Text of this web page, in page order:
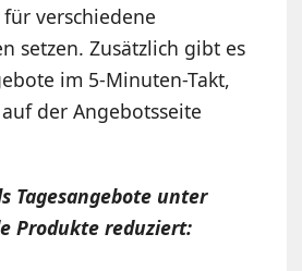
verschiedene
setzen. Zusätzlich gibt es
im 5-Minuten-Takt,
der Angebotsseite
Tagesangebote unter
Produkte reduziert: